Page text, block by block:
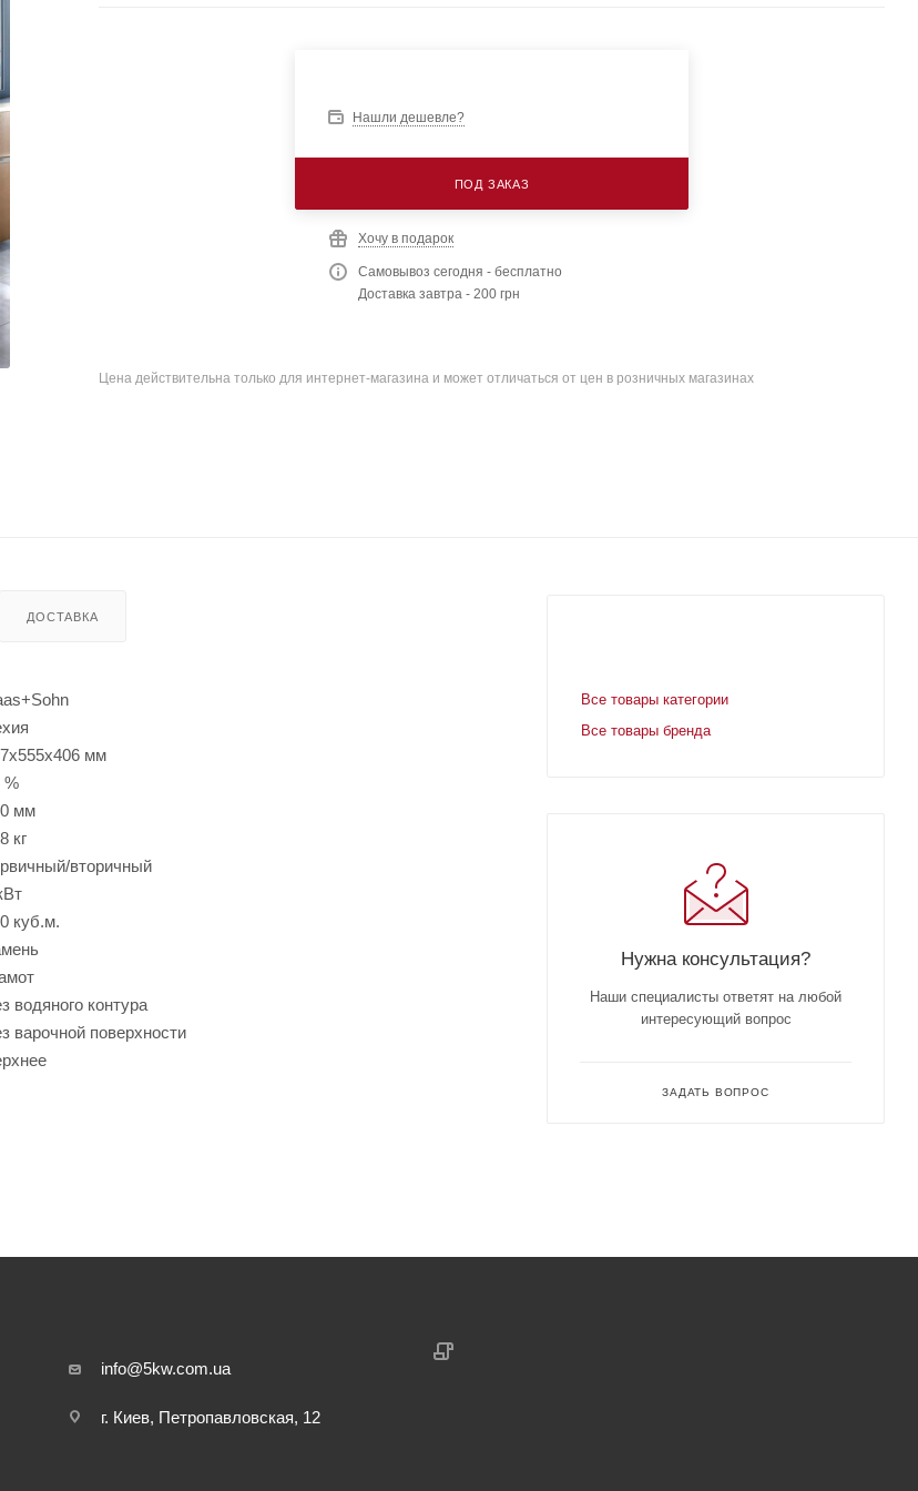
Нашли дешевле?
ПОД ЗАКАЗ
Хочу в подарок
Самовывоз сегодня - бесплатно
Доставка завтра - 200 грн
Цена действительна только для интернет-магазина и может отличаться от цен в розничных магазинах
ДОСТАВКА
мм
%
мм
кг
вторичный
куб.м.
водяного контура
варочной поверхности
Все товары категории
Все товары бренда
Нужна консультация?
Наши специалисты ответят на любой
интересующий вопрос
ЗАДАТЬ ВОПРОС
info@5kw.com.ua
г. Киев, Петропавловская, 12